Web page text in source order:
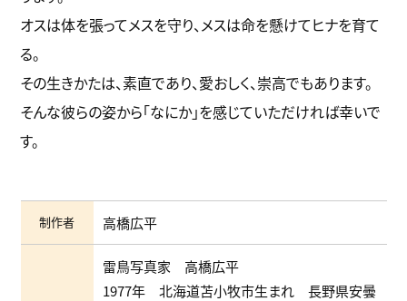
オスは体を張ってメスを守り、メスは命を懸けてヒナを育て
る。
その生きかたは、素直であり、愛おしく、崇高でもあります。
そんな彼らの姿から「なにか」を感じていただければ幸いで
す。
制作者 高橋広平
雷鳥写真家 高橋広平
1977年 北海道苫小牧市生まれ 長野県安曇